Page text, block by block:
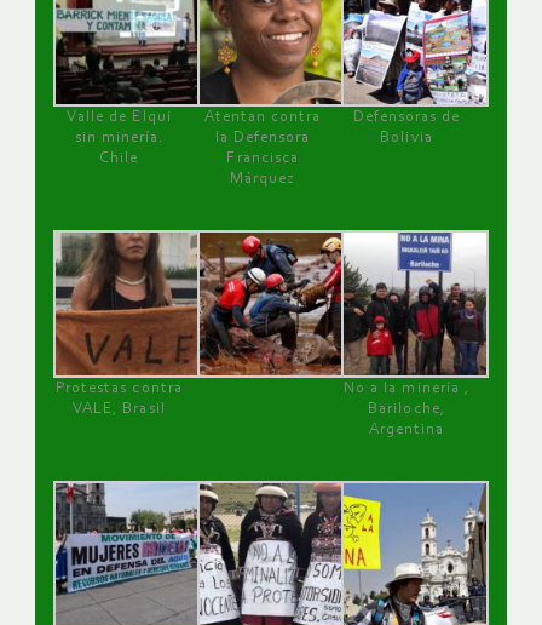
Valle de Elqui
sin minería.
Chile
Atentan contra
la Defensora
Francisca
Márquez
Defensoras de
Bolivia
Protestas contra
VALE, Brasil
No a la minería ,
Bariloche,
Argentina